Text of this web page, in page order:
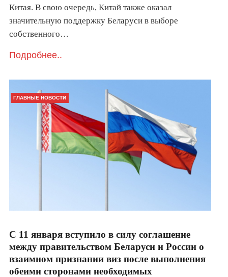
Китая. В свою очередь, Китай также оказал
значительную поддержку Беларуси в выборе
собственного…
Подробнее..
ГЛАВНЫЕ НОВОСТИ
С 11 января вступило в силу соглашение
между правительством Беларуси и России о
взаимном признании виз после выполнения
обеими сторонами необходимых